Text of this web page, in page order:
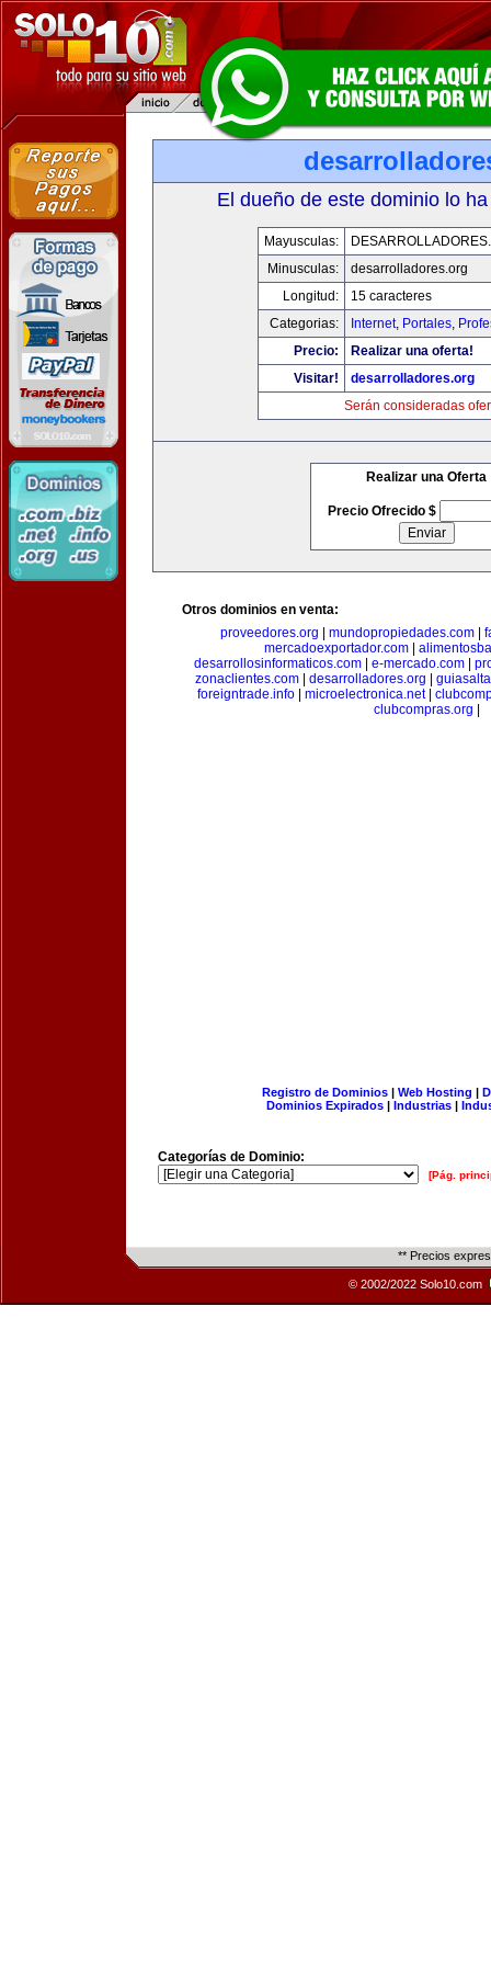
El dueño de este dominio lo
Mayusculas:
Minusculas:
desarrolladores.org
Longitud:
15 caracteres
Categorias:
Internet, Portales,
Precio:
Realizar una oferta!
Visitar!
desarrolladores.org
Serán consideradas
Realizar una Oferta
Precio Ofrecido $
Otros dominios en venta:
proveedores.org
mundopropiedades.com|
mercadoexportador.com|
desarrollosinformaticos.com| e-mercado.com|
zonaclientes.com| desarrolladores.org
foreigntrade.info
microelectronica.net|
clubcompras.org
Registro de Dominios| Web Hosting |
Dominios Expirados | Industrias |
Categorías de Dominio:
[Pág.
** Precios
© 2002/2022 Solo10.com